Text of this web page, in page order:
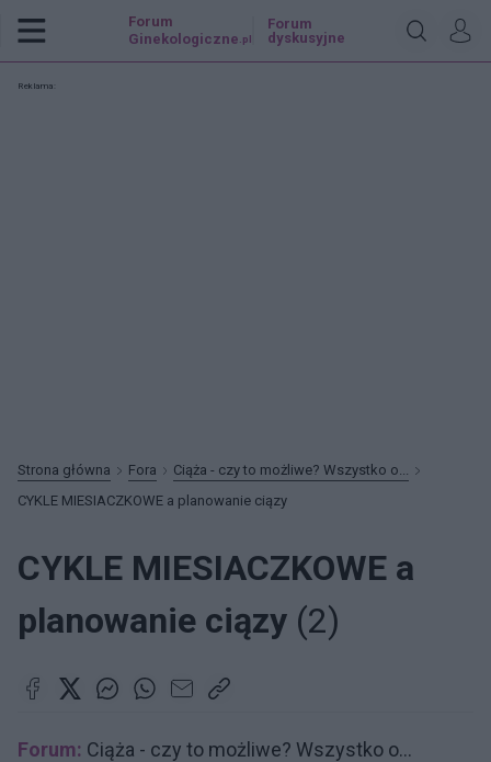
Forum
Ginekologiczne .pl
Forum
dyskusyjne
Reklama:
Strona główna Fora
Ciąża - czy to możliwe? Wszystko o...
CYKLE MIESIACZKOWE a planowanie ciązy
CYKLE MIESIACZKOWE a
planowanie ciązy (2)
Forum: Ciąża - czy to możliwe? Wszystko o...